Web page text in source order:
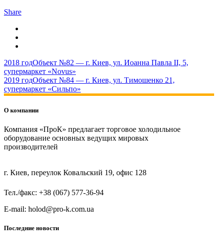
Share
2018 годОбъект №82 — г. Киев, ул. Иоанна Павла II, 5,
супермаркет «Novus»
2019 годОбъект №84 — г. Киев, ул. Тимошенко 21,
супермаркет «Сильпо»
О компании
Компания «ПроК» предлагает торговое холодильное
оборудование основных ведущих мировых
производителей
г. Киев, переулок Ковальский 19, офис 128
Тел./факс: +38 (067) 577-36-94
E-mail: holod@pro-k.com.ua
Последние новости